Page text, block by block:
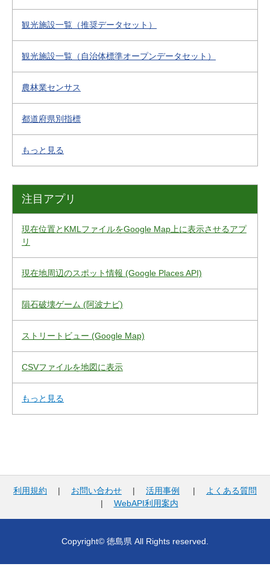
観光施設一覧（推奨データセット）
観光施設一覧（自治体標準オープンデータセット）
農林業センサス
都道府県別指標
もっと見る
注目アプリ
現在位置とKMLファイルをGoogle Map上に表示させるアプ
リ
現在地周辺のスポット情報 (Google Places API)
隕石破壊ゲーム (阿波ナビ)
ストリートビュー (Google Map)
CSVファイルを地図に表示
もっと見る
利用規約 | お問い合わせ | 活用事例 |
よくある質問
| WebAPI利用案内
Copyright© 徳島県 All Rights reserved.